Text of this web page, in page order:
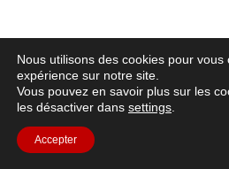
Nous utilisons des cookies pour vous
expérience sur notre site.
Vous pouvez en savoir plus sur les
les désactiver dans settings
Accepter